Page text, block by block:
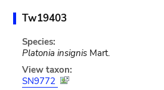
Tw19403
Species:
Platonia insignisMart.
View taxon:
SN9772